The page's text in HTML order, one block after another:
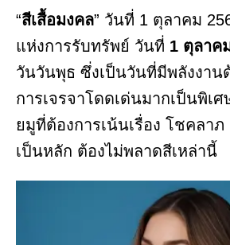
“สีเสื้อมงคล” วันที่ 1 ตุลาคม
แห่งการรับทรัพย์ วันที่ 1 ตุลาค
วันวันพุธ ซึ่งเป็นวันที่มีพลังงาน
การเจรจาโดดเด่นมากเป็นพิเ
ยมูที่ต้องการเน้นเรื่อง โชคลาภ
เป็นหลัก ต้องไม่พลาดสีเหล่านี้